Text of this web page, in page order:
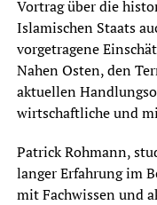
Vortrag über die
Islamischen Staats
vorgetragene
Nahen Osten, den
aktuellen
wirtschaftliche und
Patrick Rohmann,
langer Erfahrung im
mit Fachwissen und